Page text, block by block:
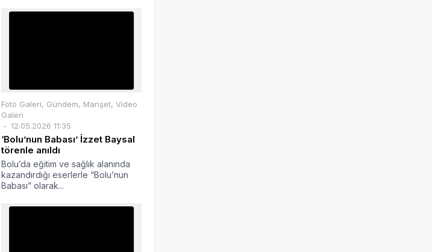
Foto Galeri, Gündem, Manşet, Video
Galeri
12.05.2026 11:35
‘Bolu’nun Babası’ İzzet Baysal
törenle anıldı
Bolu’da eğitim ve sağlık alanında
kazandırdığı eserlerle “Bolu’nun
Babası” olarak...